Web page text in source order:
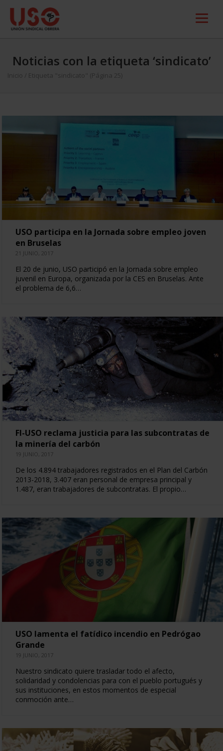
Noticias con la etiqueta ‘sindicato’
Inicio Etiqueta "sindicato" (Página 25)
USO participa en la Jornada sobre empleo joven
en Bruselas
21 JUNIO, 2017
El 20 de junio, USO participó en la Jornada sobre empleo
juvenil en Europa, organizada por la CES en Bruselas. Ante
el problema de 6,6…
FI-USO reclama justicia para las subcontratas de
la minería del carbón
19 JUNIO, 2017
De los 4.894 trabajadores registrados en el Plan del Carbón
2013-2018, 3.407 eran personal de empresa principal y
1.487, eran trabajadores de subcontratas. El propio…
USO lamenta el fatídico incendio en Pedrógao
Grande
19 JUNIO, 2017
Nuestro sindicato quiere trasladar todo el afecto,
solidaridad y condolencias para con el pueblo portugués y
sus instituciones, en estos momentos de especial
conmoción ante…